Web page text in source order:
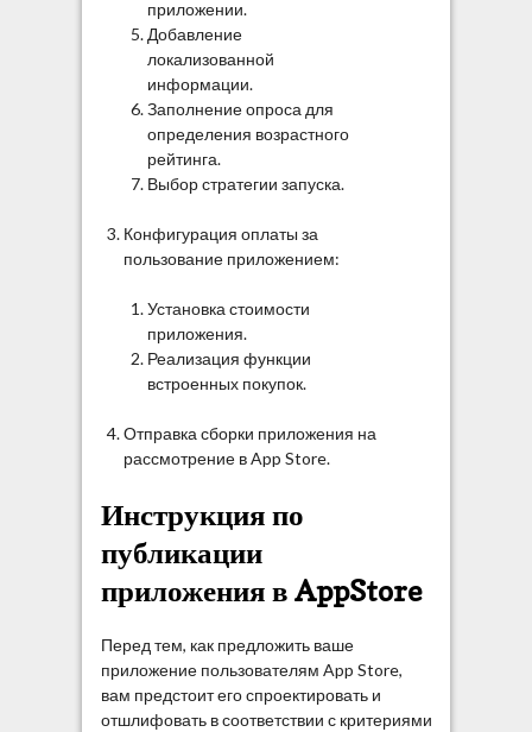
приложении.
Добавление
локализованной
информации.
Заполнение опроса для
определения возрастного
рейтинга.
Выбор стратегии запуска.
Конфигурация оплаты за
пользование приложением:
Установка стоимости
приложения.
Реализация функции
встроенных покупок.
Отправка сборки приложения на
рассмотрение в App Store.
Инструкция по
публикации
приложения в AppStore
Перед тем, как предложить ваше
приложение пользователям App Store,
вам предстоит его спроектировать и
отшлифовать в соответствии с критериями